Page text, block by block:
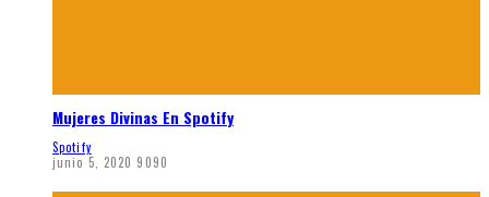
Mujeres Divinas En Spotify
Spotify
junio 5, 2020 9090